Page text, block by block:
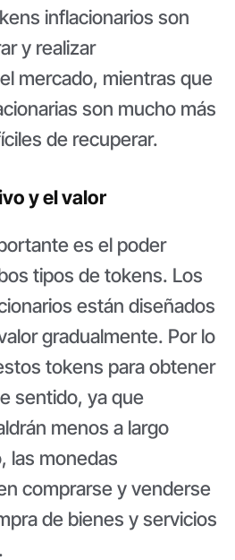
inflacionarios son
y realizar
mercado, mientras que
son mucho más
de recuperar.
y el valor
es el poder
tipos de tokens. Los
están diseñados
gradualmente. Por lo
tokens para obtener
sentido, ya que
menos a largo
las monedas
comprarse y venderse
de bienes y servicios